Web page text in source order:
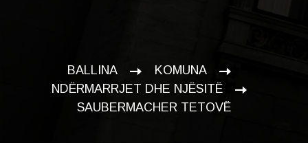
BALLINA
KOMUNA
NDËRMARRJET DHE NJËSITË
SAUBERMACHER TETOVË